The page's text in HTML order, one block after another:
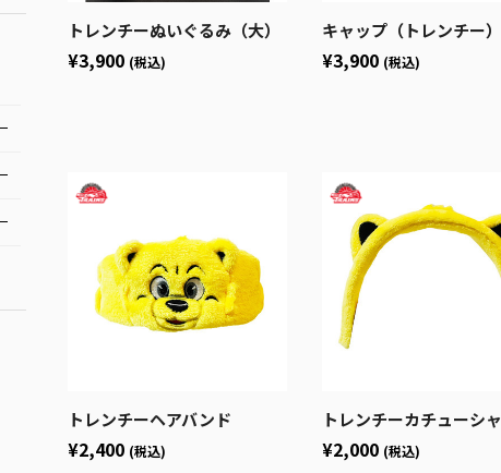
トレンチーぬいぐるみ（大）
¥3,900 (税込)
キャップ（トレンチー）
¥3,900 (税込)
トレンチーヘアバンド
¥2,400 (税込)
トレンチーカチューシャ
¥2,000 (税込)